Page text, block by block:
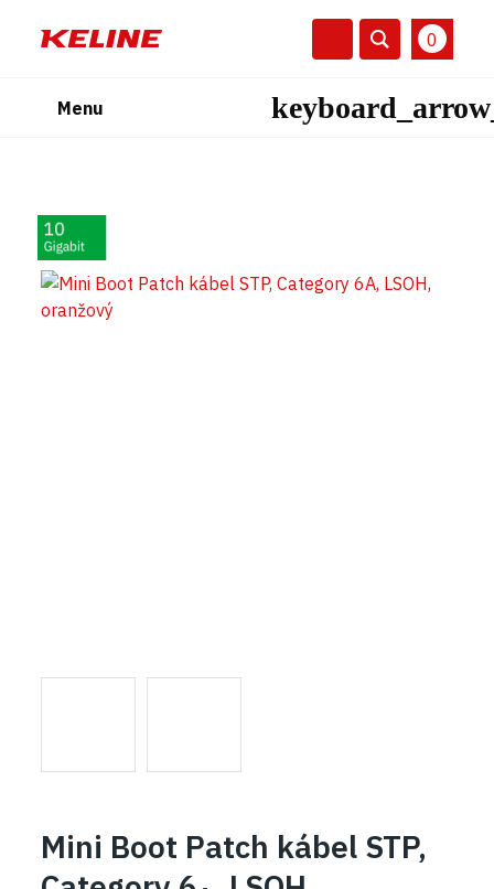
0
Menu
Mini Boot Patch kábel STP,